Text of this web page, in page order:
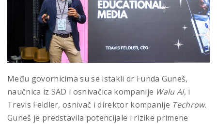
Među govornicima su se istakli dr Funda Guneš,
naučnica iz SAD i osnivačica kompanije Walu AI, i
Trevis Feldler, osnivač i direktor kompanije Techrow.
Guneš je predstavila potencijale i rizike primene